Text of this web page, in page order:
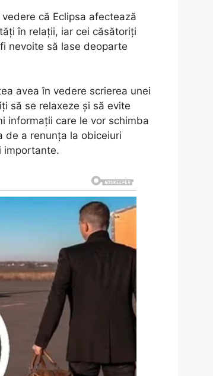
că Eclipsa afectează
în relații, iar cei căsătoriți
nevoite să lase deoparte
avea în vedere scrierea unei
să se relaxeze și să evite
informații care le vor schimba
de a renunța la obiceiuri
importante.